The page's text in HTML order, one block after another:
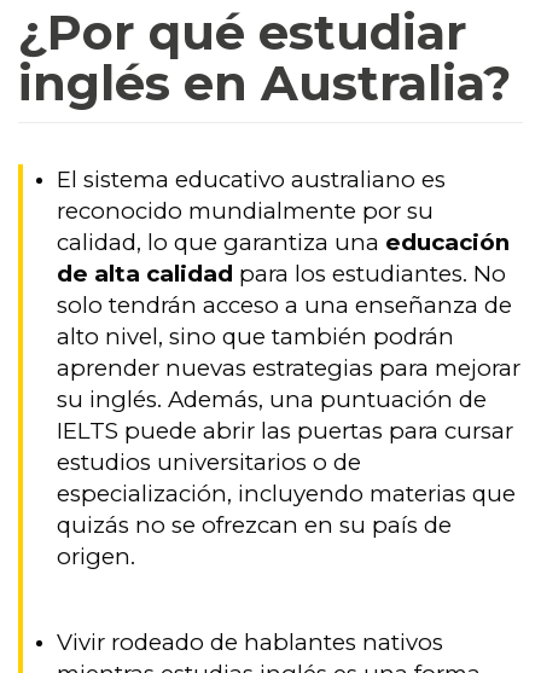
¿Por qué estudiar
inglés en Australia?
El sistema educativo australiano es
reconocido mundialmente por su
calidad, lo que garantiza una educación
de alta calidad para los estudiantes. No
solo tendrán acceso a una enseñanza de
alto nivel, sino que también podrán
aprender nuevas estrategias para mejorar
su inglés. Además, una puntuación de
IELTS puede abrir las puertas para cursar
estudios universitarios o de
especialización, incluyendo materias que
quizás no se ofrezcan en su país de
origen.
Vivir rodeado de hablantes nativos